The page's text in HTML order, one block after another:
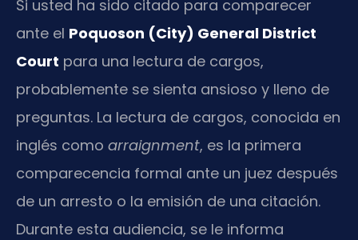
Si usted ha sido citado para comparecer
ante el Poquoson (City) General District
Court para una lectura de cargos,
probablemente se sienta ansioso y lleno de
preguntas. La lectura de cargos, conocida en
inglés como arraignment, es la primera
comparecencia formal ante un juez después
de un arresto o la emisión de una citación.
Durante esta audiencia, se le informa